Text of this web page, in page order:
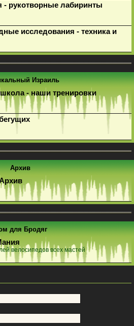
- рукотворные лабиринты
исследования - техника и
Израиль
- наши тренировки
Архив
для Бродяг
велосипедов всех мастей